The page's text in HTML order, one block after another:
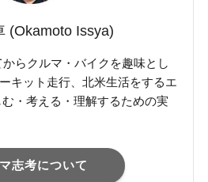
(Okamoto Issya)
らクルマ・バイクを趣味とし
キット走行、北米生活をするエ
・考える・理解するための実
志考について